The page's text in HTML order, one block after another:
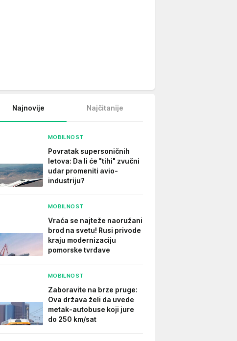
Najnovije Najčitanije
MOBILNOST
Povratak supersoničnih
letova: Da li će "tihi" zvučni
udar promeniti avio-
industriju?
MOBILNOST
Vraća se najteže naoružani
brod na svetu! Rusi privode
kraju modernizaciju
pomorske tvrđave
MOBILNOST
Zaboravite na brze pruge:
Ova država želi da uvede
metak-autobuse koji jure
do 250 km/sat